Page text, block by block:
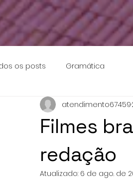
1658753319, "action_source": "email",
os posts Gramática
Filmes
redação
atendimento67459
Atualizado: 6 de ago. de